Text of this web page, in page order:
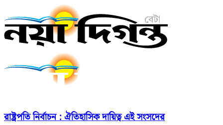
রাষ্ট্রপতি নির্বাচন : ঐতিহাসিক দায়িত্ব এই সংসদের